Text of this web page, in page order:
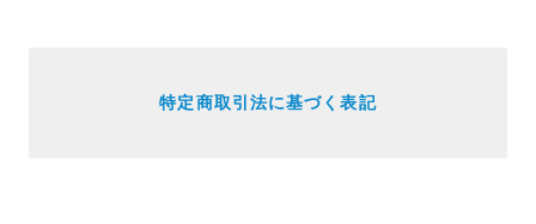
特定商取引法に基づく表記